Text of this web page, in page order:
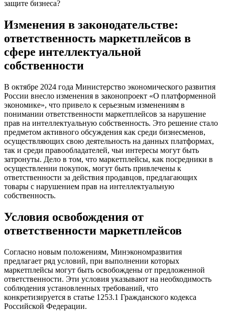
Изменения в законодательстве:
ответственность маркетплейсов в
сфере интеллектуальной
собственности
В октябре 2024 года Министерство экономического развития
России внесло изменения в законопроект «О платформенной
экономике», что привело к серьезным изменениям в
понимании ответственности маркетплейсов за нарушение
прав на интеллектуальную собственность. Это решение стало
предметом активного обсуждения как среди бизнесменов,
осуществляющих свою деятельность на данных платформах,
так и среди правообладателей, чьи интересы могут быть
затронуты. Дело в том, что маркетплейсы, как посредники в
осуществлении покупок, могут быть привлечены к
ответственности за действия продавцов, предлагающих
товары с нарушением прав на интеллектуальную
собственность.
Условия освобождения от
ответственности маркетплейсов
Согласно новым положениям, Минэкономразвития
предлагает ряд условий, при выполнении которых
маркетплейсы могут быть освобождены от предложенной
ответственности. Эти условия указывают на необходимость
соблюдения установленных требований, что
конкретизируется в статье 1253.1 Гражданского кодекса
Российской Федерации.